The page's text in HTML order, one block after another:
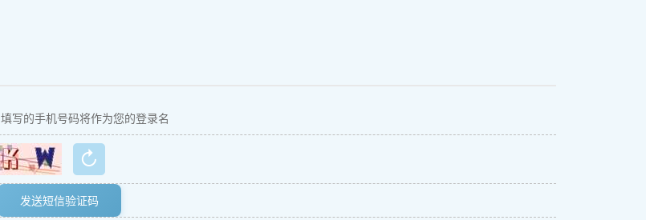
填写的手机号码将作为您的登录名
↻
发送短信验证码